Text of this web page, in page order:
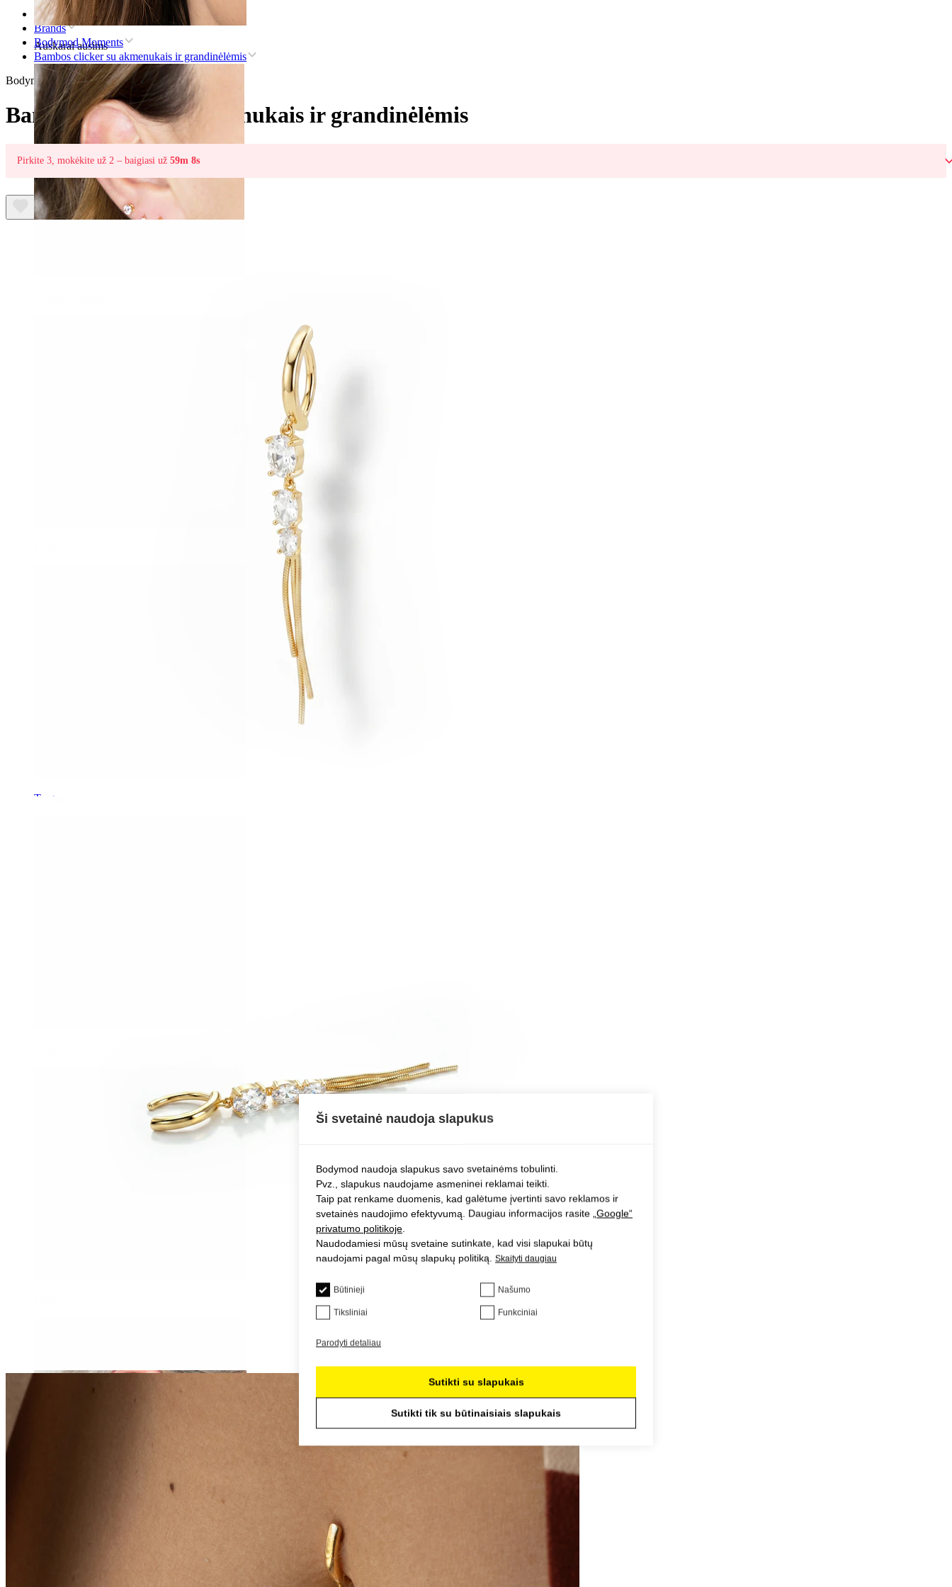
Auskarai ausims
Tragus
Pradžia
Brands
Bodymod Moments
Bambos clicker su akmenukais ir grandinėlėmis
Bodymod Moments
Bambos clicker su akmenukais ir grandinėlėmis
Pirkite 3, mokėkite už 2 – baigiasi už 59m 8s
Ši svetainė naudoja slapukus
Bodymod naudoja slapukus savo svetainėms tobulinti.
Pvz., slapukus naudojame asmeninei reklamai teikti.
Taip pat renkame duomenis, kad galėtume įvertinti savo reklamos ir
svetainės naudojimo efektyvumą. Daugiau informacijos rasite „Google“
privatumo politikoje
Naudodamiesi mūsų svetaine sutinkate, kad visi slapukai būtų
naudojami pagal mūsų slapukų politiką. Skaityti daugiau
Būtinieji Našumo
Tiksliniai Funkciniai
Parodyti detaliau
Sutikti su slapukais
Sutikti tik su būtinaisiais slapukais